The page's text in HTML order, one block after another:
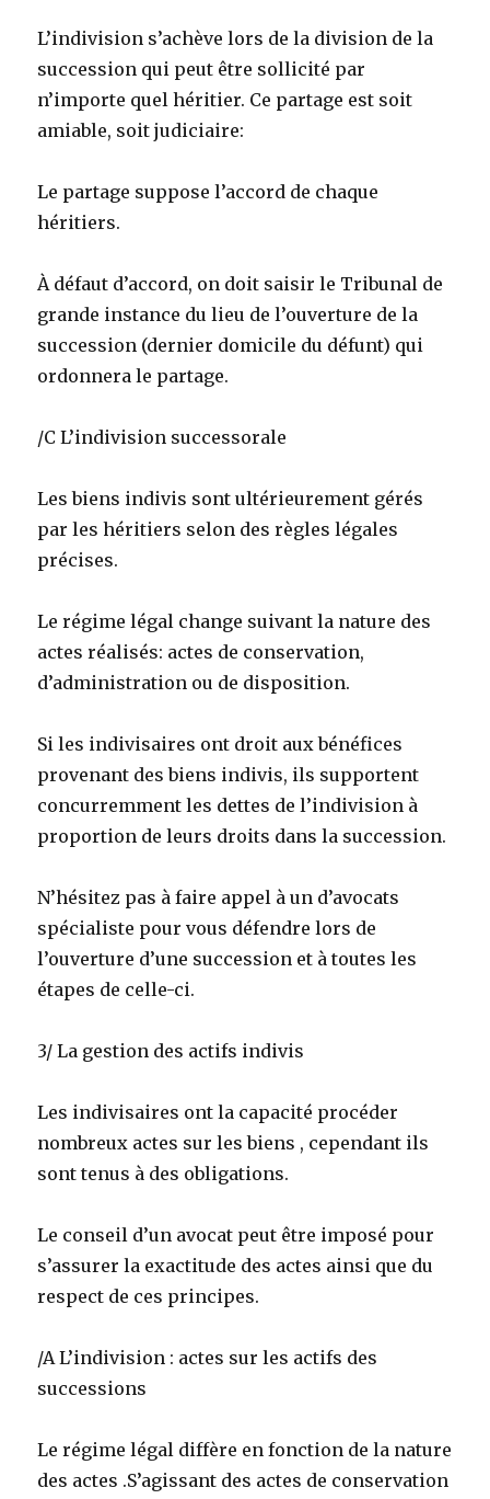
L’indivision s’achève lors de la division de la
succession qui peut être sollicité par
n’importe quel héritier. Ce partage est soit
amiable, soit judiciaire:
Le partage suppose l’accord de chaque
héritiers.
À défaut d’accord, on doit saisir le Tribunal de
grande instance du lieu de l’ouverture de la
succession (dernier domicile du défunt) qui
ordonnera le partage.
/C L’indivision successorale
Les biens indivis sont ultérieurement gérés
par les héritiers selon des règles légales
précises.
Le régime légal change suivant la nature des
actes réalisés: actes de conservation,
d’administration ou de disposition.
Si les indivisaires ont droit aux bénéfices
provenant des biens indivis, ils supportent
concurremment les dettes de l’indivision à
proportion de leurs droits dans la succession.
N’hésitez pas à faire appel à un d’avocats
spécialiste pour vous défendre lors de
l’ouverture d’une succession et à toutes les
étapes de celle-ci.
3/ La gestion des actifs indivis
Les indivisaires ont la capacité procéder
nombreux actes sur les biens , cependant ils
sont tenus à des obligations.
Le conseil d’un avocat peut être imposé pour
s’assurer la exactitude des actes ainsi que du
respect de ces principes.
/A L’indivision : actes sur les actifs des
successions
Le régime légal diffère en fonction de la nature
des actes .S’agissant des actes de conservation